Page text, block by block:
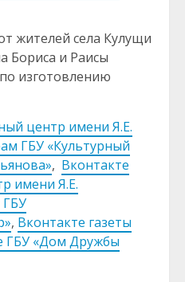
жителей села Кулущи
Бориса и Раисы
изготовлению
центр имени Я.Е.
ГБУ «Культурный
, Вконтакте
имени Я.Е.
ГБУ
, Вконтакте газеты
ГБУ «Дом Дружбы